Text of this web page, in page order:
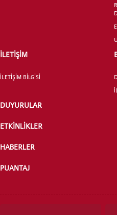
LİSANSÜSTÜ EĞİTİM
LİSANS ADAY ÖĞRENCİ
İLETİŞİM
İLETİŞİM BİLGİSİ
DUYURULAR
ETKİNLİKLER
HABERLER
PUANTAJ